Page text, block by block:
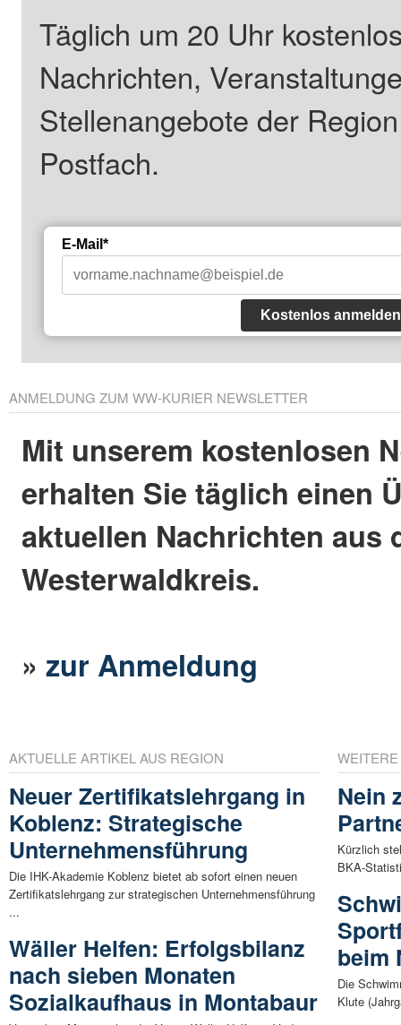
Täglich um 20 Uhr
Nachrichten,
Stellenangebote der
Postfach.
E-Mail*
Kostenlos anmelden
ANMELDUNG ZUM WW-KURIER NEWSLETTER
Mit unserem kostenlosen
erhalten Sie täglich einen
aktuellen Nachrichten aus
Westerwaldkreis.
»zur Anmeldung
AKTUELLE ARTIKEL AUS REGION
Neuer Zertifikatslehrgang in
Koblenz: Strategische
Unternehmensführung
Die IHK-Akademie Koblenz bietet ab sofort einen neuen
Zertifikatslehrgang zur strategischen Unternehmensführung
...
Wäller Helfen: Erfolgsbilanz
nach sieben Monaten
Sozialkaufhaus in Montabaur
Nein
Kürzlich
BKA-
beim
Die
Klute